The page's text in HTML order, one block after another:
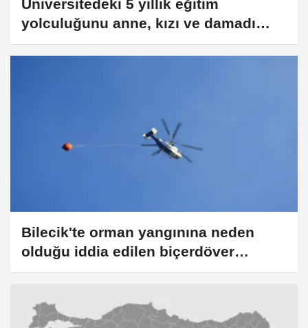
Üniversitedeki 5 yıllık eğitim
yolculuğunu anne, kızı ve damadı
birlikte tamamladı
Bilecik'te orman yangınına neden
olduğu iddia edilen biçerdöver
operatörü hakkında soruşturma